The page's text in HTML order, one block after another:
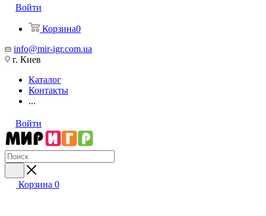
Войти
Корзина0
info@mir-igr.com.ua
г. Киев
Каталог
Контакты
...
Войти
Корзина 0